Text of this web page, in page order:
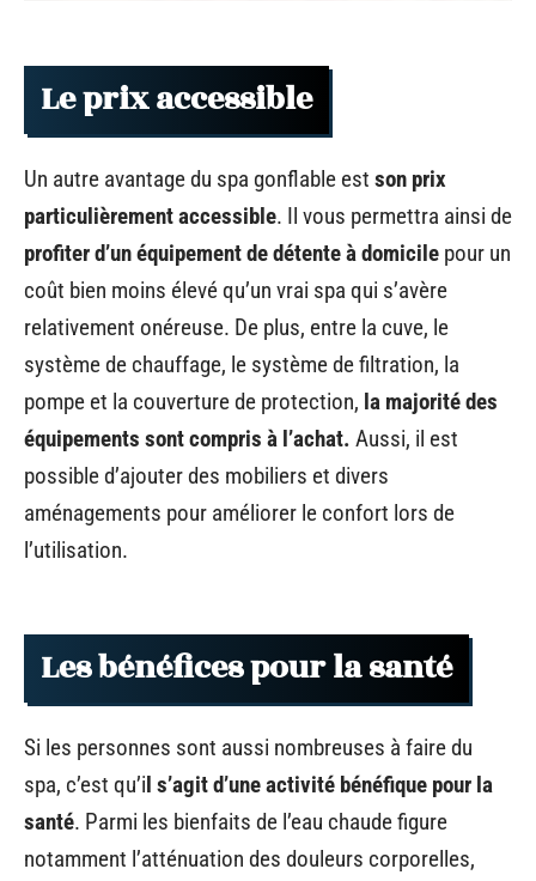
Le prix accessible
Un autre avantage du spa gonflable est son prix
particulièrement accessible. Il vous permettra ainsi de
profiter d’un équipement de détente à domicile pour un
coût bien moins élevé qu’un vrai spa qui s’avère
relativement onéreuse. De plus, entre la cuve, le
système de chauffage, le système de filtration, la
pompe et la couverture de protection, la majorité des
équipements sont compris à l’achat. Aussi, il est
possible d’ajouter des mobiliers et divers
aménagements pour améliorer le confort lors de
l’utilisation.
Les bénéfices pour la santé
Si les personnes sont aussi nombreuses à faire du
spa, c’est qu’il s’agit d’une activité bénéfique pour la
santé. Parmi les bienfaits de l’eau chaude figure
notamment l’atténuation des douleurs corporelles,